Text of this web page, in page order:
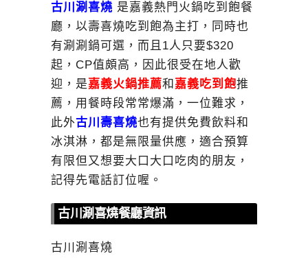
古川涮喜燒 是嘉義熱門火鍋吃到飽餐
廳，以壽喜燒吃到飽為主打，同時也
有涮涮鍋可選，而且1人只要$320
起，CP值頗高，因此很受在地人歡
迎，是嘉義火鍋推薦和 嘉義吃到飽推
薦，用餐時段常常爆滿，一位難求，
此外古川壽喜燒也有提供免費飲料和
冰淇淋，都是無限量供應，適合預算
有限但又想要大口大口吃肉的朋友，
記得先電話訂位喔。
古川涮喜燒餐廳資訊
古川涮喜燒